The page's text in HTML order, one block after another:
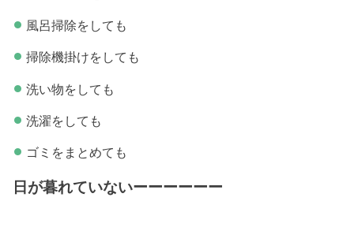
風呂掃除をしても
掃除機掛けをしても
洗い物をしても
洗濯をしても
ゴミをまとめても
日が暮れていないーーーーーー